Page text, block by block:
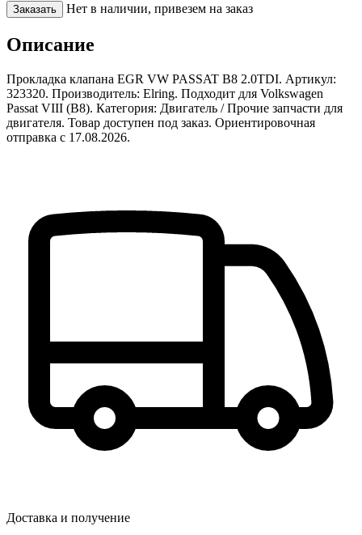
Заказать Нет в наличии, привезем на заказ
Описание
Прокладка клапана EGR VW PASSAT B8 2.0TDI. Артикул:
323320. Производитель: Elring. Подходит для Volkswagen
Passat VIII (B8). Категория: Двигатель / Прочие запчасти для
двигателя. Товар доступен под заказ. Ориентировочная
отправка с 17.08.2026.
Доставка и получение